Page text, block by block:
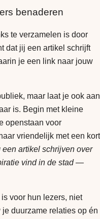
benaderen
te verzamelen is door
dat jij een artikel schrijft
je een link naar jouw
maar laat je ook aan
is. Begin met kleine
openstaan voor
vriendelijk met een kort
een artikel schrijven over
vind in de stad —
voor hun lezers, niet
duurzame relaties op én